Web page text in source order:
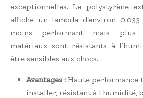
exceptionnelles. Le polystyrène
affiche un lambda d’environ 0.033
moins performant mais plus
matériaux sont résistants à
être sensibles aux chocs.
Avantages : Haute performance
installer, résistant à l’humidité,